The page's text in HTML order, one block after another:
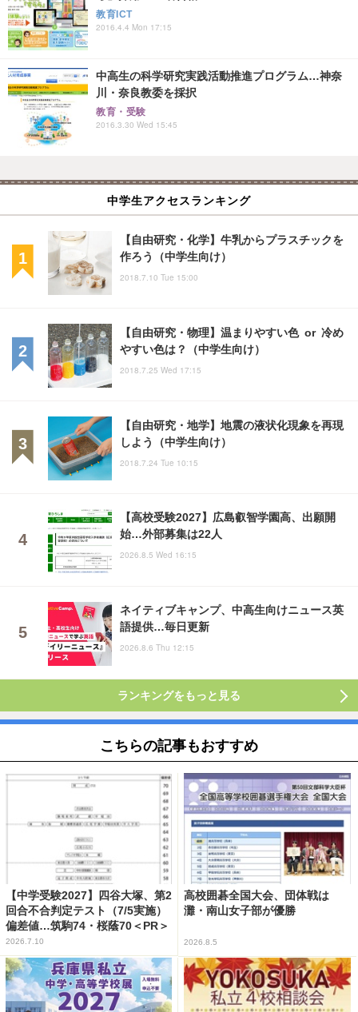
教育ICT
2016.4.4 Mon 17:15
中高生の科学研究実践活動推進プログラム…神奈
川・奈良教委を採択
教育・受験
2016.3.30 Wed 15:45
中学生アクセスランキング
【自由研究・化学】牛乳からプラスチックを
作ろう（中学生向け）
2018.7.10 Tue 15:00
【自由研究・物理】温まりやすい色 or 冷め
やすい色は？（中学生向け）
2018.7.25 Wed 17:15
【自由研究・地学】地震の液状化現象を再現
しよう（中学生向け）
2018.7.24 Tue 10:15
【高校受験2027】広島叡智学園高、出願開
始…外部募集は22人
2026.8.5 Wed 16:15
ネイティブキャンプ、中高生向けニュース英
語提供…毎日更新
2026.8.6 Thu 12:15
ランキングをもっと見る
こちらの記事もおすすめ
【中学受験2027】四谷大塚、第2
回合不合判定テスト（7/5実施）
偏差値…筑駒74・桜蔭70＜PR＞
2026.7.10
高校囲碁全国大会、団体戦は
灘・南山女子部が優勝
2026.8.5